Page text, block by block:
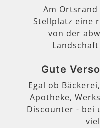
Am
Stellplatz eine
von der
Gute
Egal ob
Apotheke,
Discounter - bei